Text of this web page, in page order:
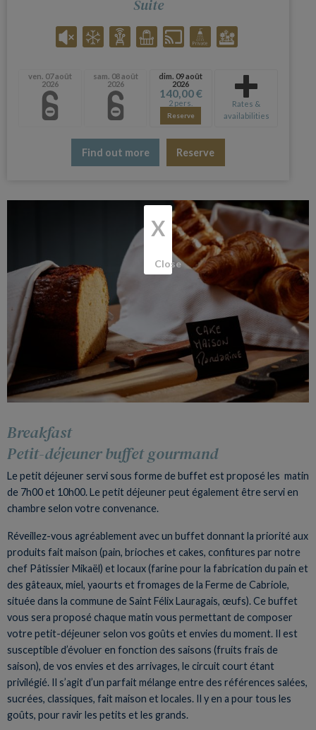
Suite
ven. 07 août
2026
sam. 08 août
2026
dim. 09 août
2026
140,00 €
2 pers.
Reserve
Rates &
availabilities
Find out more Reserve
Breakfast
Petit-déjeuner buffet gourmand
Le petit déjeuner servi sous forme de buffet est proposé les matin
de 7h00 et 10h00. Le petit déjeuner peut également être servi en
chambre selon votre convenance.
Réveillez-vous agréablement avec un buffet donnant la priorité aux
produits fait maison (pain, brioches et cakes, confitures par notre
chef Pâtissier Mikaël) et locaux (farine pour la fabrication du pain et
des gâteaux, miel, yaourts et fromages de la Ferme de Cabriole,
située dans la commune de Saint Félix Lauragais, œufs). Ce buffet
vous sera proposé chaque matin vous permettant de composer
votre petit-déjeuner selon vos goûts et envies du moment. Il est
susceptible d’évoluer en fonction des saisons (fruits frais de
saison), de vos envies et des arrivages, le circuit court étant
privilégié. Il s’agit d’un parfait mélange entre des références salées,
sucrées, classiques, fait maison et locales. Il y en a pour tous les
goûts, pour ravir les petits et les grands.
X
Close